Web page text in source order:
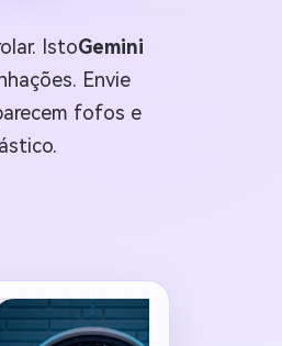
IstoGemini
Envie
fofos e